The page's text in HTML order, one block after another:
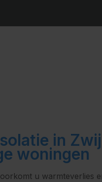
in
woningen
u warmteverlies